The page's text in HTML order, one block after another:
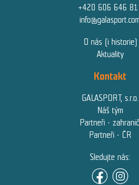
+420 606 646
O nás (i historie)
Aktuality
Kontakt
GALASPORT, s.r.o.
Náš tým
Partneři -
Partneři - ČR
Sledujte nás: